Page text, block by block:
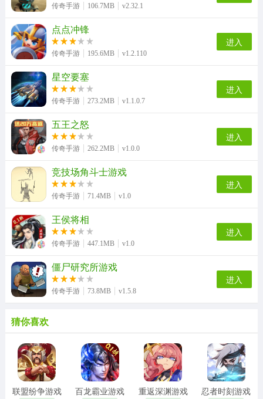
传奇手游 106.7MB v2.32.1
点点冲锋
传奇手游 195.6MB v1.2.110
进入
星空要塞
传奇手游 273.2MB v1.1.0.7
进入
五王之怒
传奇手游 262.2MB v1.0.0
进入
竞技场角斗士游戏
传奇手游 71.4MB v1.0
进入
王侯将相
传奇手游 447.1MB v1.0
进入
僵尸研究所游戏
传奇手游 73.8MB v1.5.8
进入
猜你喜欢
联盟纷争游戏
百龙霸业游戏
重返深渊游戏
忍者时刻游戏